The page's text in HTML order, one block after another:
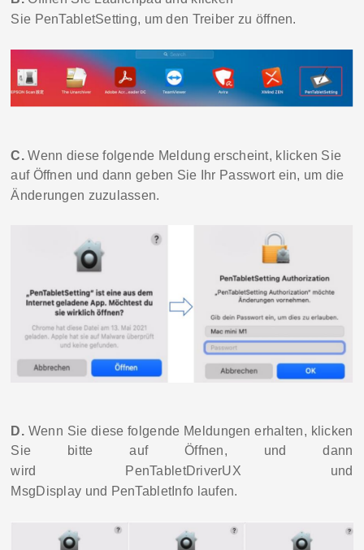
Sie PenTabletSetting, um den Treiber zu öffnen.
C.Wenn diesefolgende Meldung erscheint, klicken Sie
auf Öffnen und danngeben Sie Ihr Passwort ein, um die
Änderungen zuzulassen.
D. Wenn Sie diese folgende Meldungen erhalten, klicken
Sie bitte auf Öffnen, und dann
wird
PenTabletDriverUX
und
MsgDisplay und PenTabletInfo laufen.